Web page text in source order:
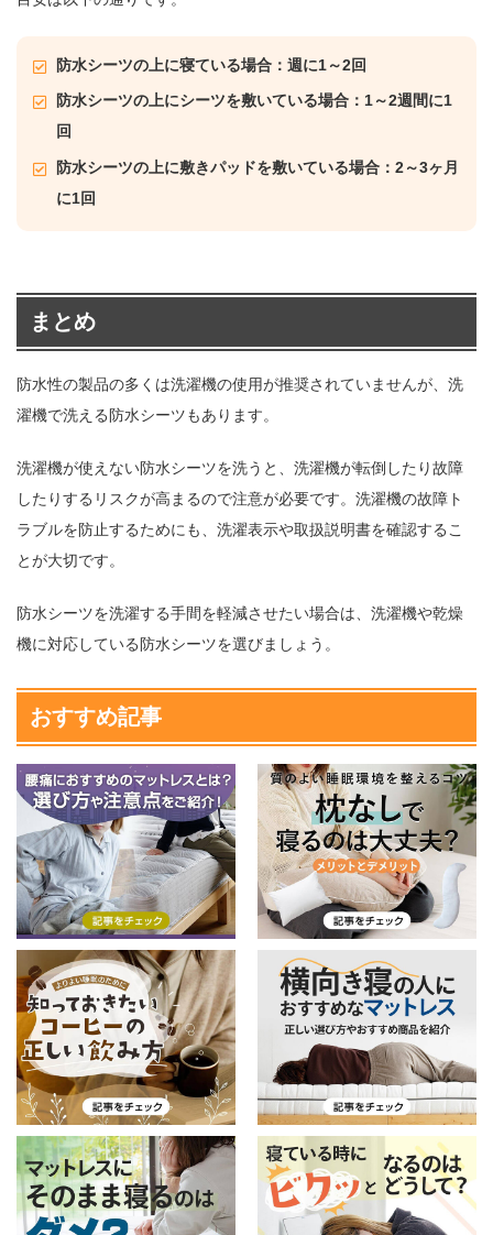
防水シーツの上に寝ている場合：週に1～2回
防水シーツの上にシーツを敷いている場合：1～2週間に1
回
防水シーツの上に敷きパッドを敷いている場合：2～3ヶ月
に1回
まとめ
防水性の製品の多くは洗濯機の使用が推奨されていませんが、洗
濯機で洗える防水シーツもあります。
洗濯機が使えない防水シーツを洗うと、洗濯機が転倒したり故障
したりするリスクが高まるので注意が必要です。洗濯機の故障ト
ラブルを防止するためにも、洗濯表示や取扱説明書を確認するこ
とが大切です。
防水シーツを洗濯する手間を軽減させたい場合は、洗濯機や乾燥
機に対応している防水シーツを選びましょう。
おすすめ記事